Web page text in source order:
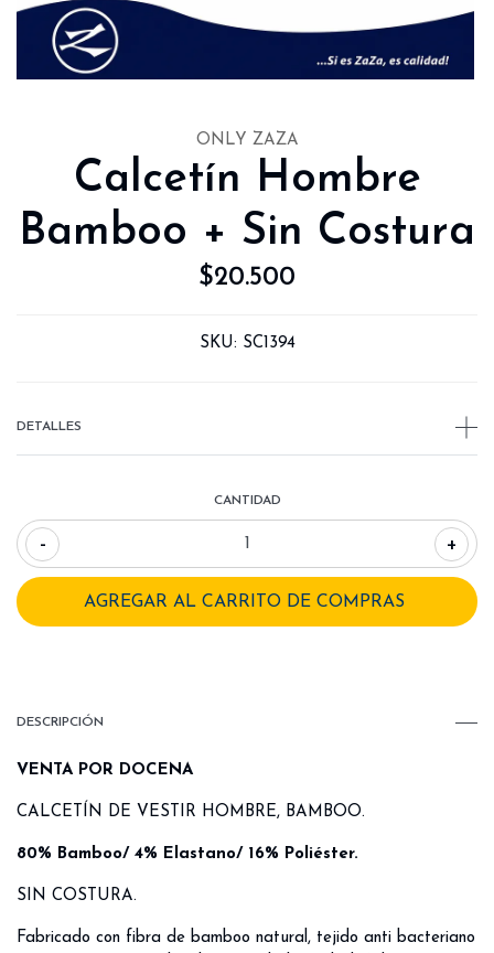
ONLY ZAZA
Calcetín Hombre
Bamboo + Sin Costura
$20.500
SKU: SC1394
DETALLES
CANTIDAD
- +
DESCRIPCIÓN
VENTA POR DOCENA
CALCETÍN DE VESTIR HOMBRE, BAMBOO.
80% Bamboo/ 4% Elastano/ 16% Poliéster.
SIN COSTURA.
Fabricado con fibra de bamboo natural, tejido anti bacteriano